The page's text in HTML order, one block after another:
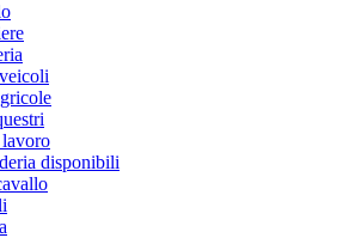
disponibili